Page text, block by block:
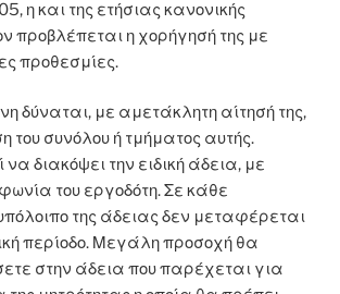
η και της ετήσιας κανονικής
προβλέπεται η χορήγησή της με
προθεσμίες.
δύναται, με αμετάκλητη αίτησή της,
του συνόλου ή τμήματος αυτής.
να διακόψει την ειδική άδεια, με
του εργοδότη. Σε κάθε
της άδειας δεν μεταφέρεται
περίοδο. Μεγάλη προσοχή θα
στην άδεια που παρέχεται για